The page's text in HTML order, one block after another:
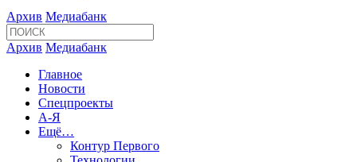
Архив Медиабанк
Архив Медиабанк
Главное
Новости
Спецпроекты
А-Я
Ещё…
Контур Первого